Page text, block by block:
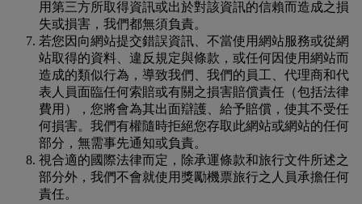
用第三方所取得資訊或出於對該資訊的信賴而造成之損
失或損害，我們都無須負責。
若您因向網站提交錯誤資訊、不當使用網站服務或從網
站取得的資料、違反規定與條款，或任何因使用網站而
造成的類似行為，導致我們、我們的員工、代理商和代
表人員面臨任何索賠或有關之損害賠償責任（包括法律
費用），您將會為其出面辯護、給予賠償，使其不受任
何損害。我們有權隨時拒絕您存取此網站或網站的任何
部分，無需事先通知或負責。
視合適的國際法律而定，除承運條款和旅行文件所述之
部分外，我們不會就使用獎勵機票旅行之人員承擔任何
責任。